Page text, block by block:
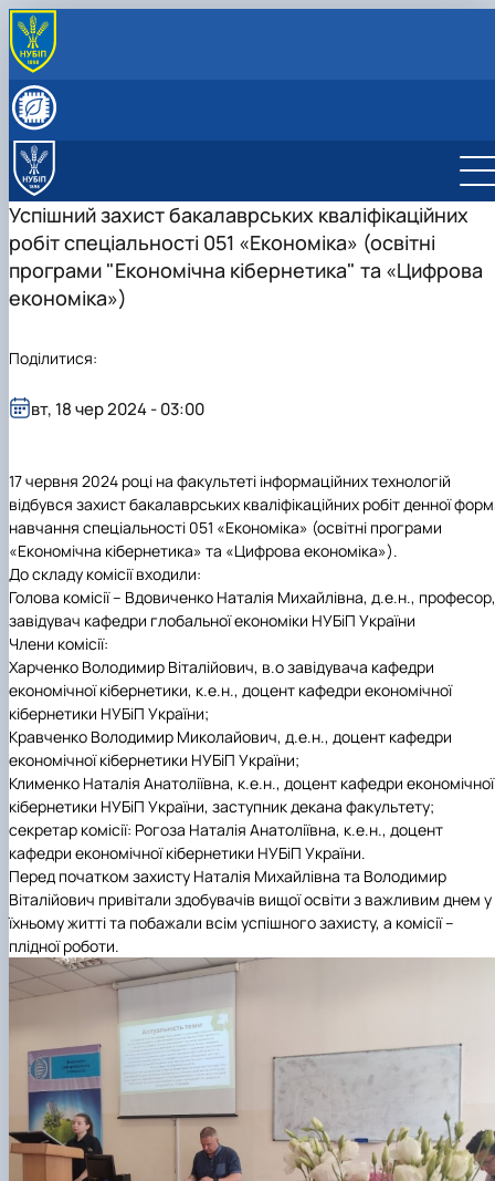
ПРО КАФЕДРУ
«Хто є хто» з кібернетиків в НУБіП України
Освітні програми
Освітні програми
Обговорення освітніх програм
НАУКОВА ДІЯЛЬНІСТЬ
Гурток Кібертонус
Аспірантура
Наукова робота студентів
МІЖНАРОДНА ДІЯЛЬНІСТЬ
НАШІ ОСВІТНІ ПРОГРАМИ
Освітня програма "Економічна кібернетика"
Освітня програма "Цифрова економіка"
АБІТУРІЄНТУ
Абітурієнту
Інформативний гайд освітніми програмами
Успішний захист бакалаврських кваліфікаційних
робіт спеціальності 051 «Економіка» (освітні
програми "Економічна кібернетика" та «Цифрова
економіка»)
17 червня 2024 році на факультеті інформаційних технологій
відбувся захист бакалаврських кваліфікаційних робіт денної
навчання спеціальності 051 «Економіка» (освітні програми
«Економічна кібернетика» та «Цифрова економіка»).
До складу комісії входили:
Голова комісії – Вдовиченко Наталія Михайлівна, д.е.н., професор,
завідувач кафедри глобальної економіки НУБіП України
Члени комісії:
Харченко Володимир Віталійович, в.о завідувача кафедри
економічної кібернетики, к.е.н., доцент кафедри економічної
кібернетики НУБіП України;
Кравченко Володимир Миколайович, д.е.н., доцент кафедри
економічної кібернетики НУБіП України;
Клименко Наталія Анатоліївна, к.е.н., доцент кафедри економічної
кібернетики НУБіП України, заступник декана факультету;
секретар комісії: Рогоза Наталія Анатоліївна, к.е.н., доцент
кафедри економічної кібернетики НУБіП України.
Перед початком захисту Наталія Михайлівна та Володимир
Віталійович привітали здобувачів вищої освіти з важливим днем у
їхньому житті та побажали всім успішного захисту, а комісії –
плідної роботи.
вт, 18 чер 2024 - 03:00
Поділитися: